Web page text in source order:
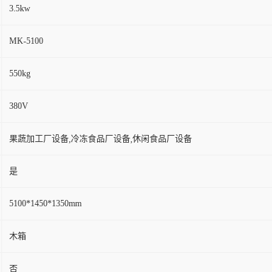
3.5kw
MK-5100
550kg
380V
果蔬加工厂设备,冷冻食品厂设备,休闲食品厂设备
是
5100*1450*1350mm
木箱
否